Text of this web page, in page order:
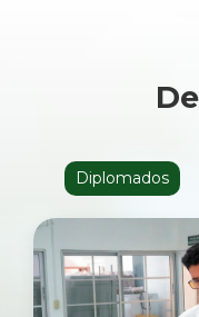
Diplomados